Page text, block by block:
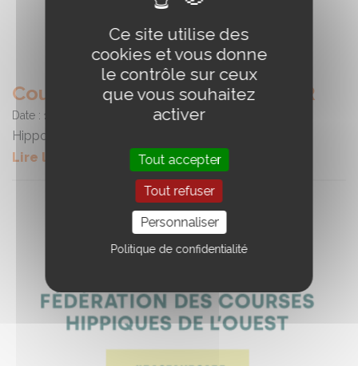
Course - Hippodrome de GUER
Date : 14/07/2026
Hippodrome de GUER
Lire la suite
Ce site utilise des
cookies et vous donne
le contrôle sur ceux
que vous souhaitez
activer
Tout accepter
Tout refuser
Personnaliser
Politique de confidentialité